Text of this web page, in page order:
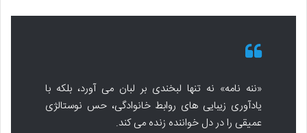
«ننه نامه» نه تنها لبخندی بر لبان می آورد، بلکه با
یادآوری زیبایی های روابط خانوادگی، حس نوستالژی
عمیقی را در دل خواننده زنده می کند.